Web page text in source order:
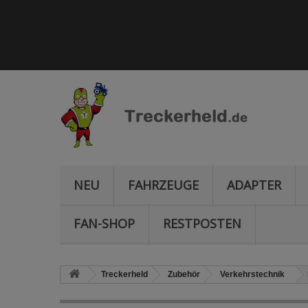
NEU FAHRZEUGE ADAPTER
FAN-SHOP RESTPOSTEN
Treckerheld Zubehör Verkehrstechnik